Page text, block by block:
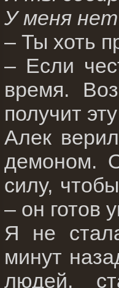
У меня
– Ты хоть
– Если
время.
получит
Алек
демоном.
силу,
– он готов
Я не
минут
людей,